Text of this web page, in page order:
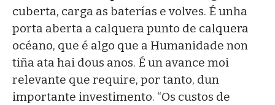
cuberta, carga as baterías e volves. É unha
porta aberta a calquera punto de calquera
océano, que é algo que a Humanidade non
tiña ata hai dous anos. É un avance moi
relevante que require, por tanto, dun
importante investimento. “Os custos de